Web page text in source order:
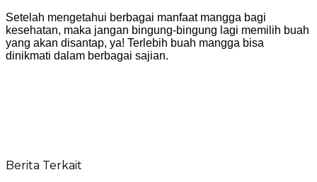
Setelah mengetahui berbagai manfaat mangga bagi
kesehatan, maka jangan bingung-bingung lagi memilih buah
yang akan disantap, ya! Terlebih buah mangga bisa
dinikmati dalam berbagai sajian.
Berita Terkait